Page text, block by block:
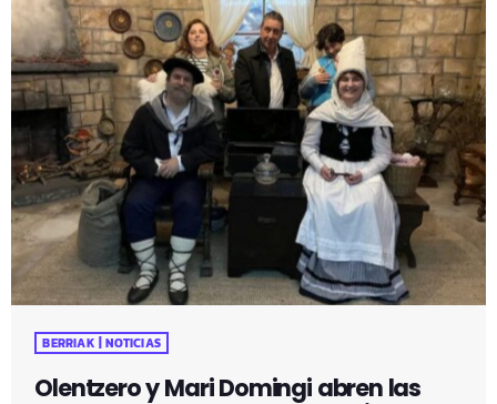
BERRIAK | NOTICIAS
Olentzero y Mari Domingi abren las